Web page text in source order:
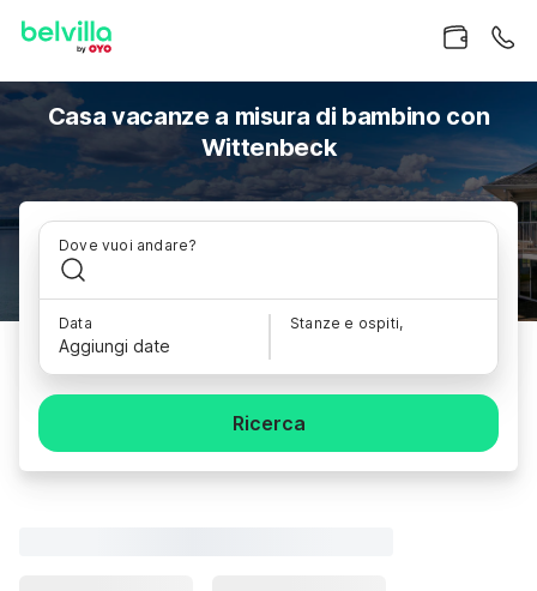
Casa vacanze a misura di bambino con
Wittenbeck
Dove vuoi andare?
Data
Aggiungi date
Stanze e ospiti,
Ricerca